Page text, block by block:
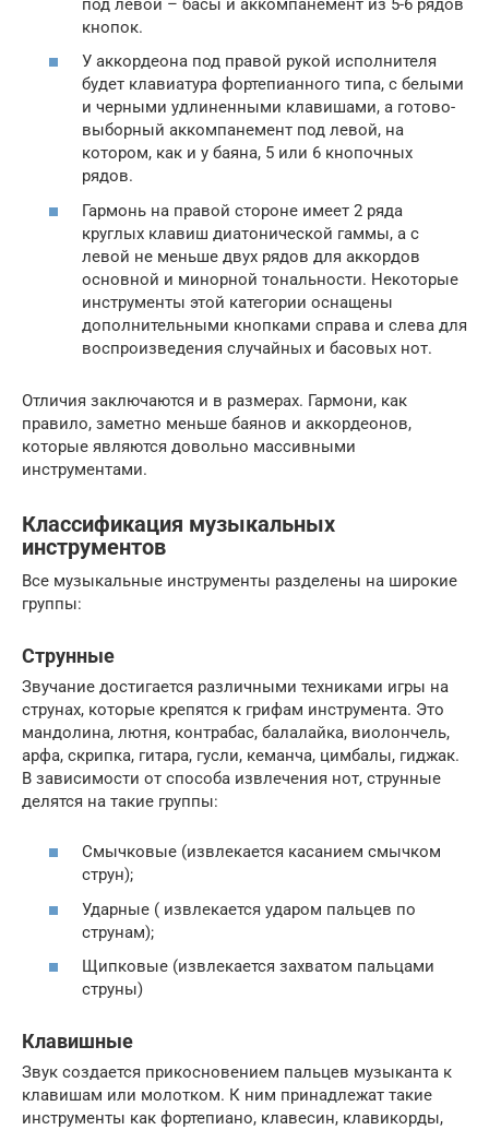
под левой – басы и аккомпанемент из 5-6 рядов
кнопок.
У аккордеона под правой рукой исполнителя
будет клавиатура фортепианного типа, с белыми
и черными удлиненными клавишами, а готово-
выборный аккомпанемент под левой, на
котором, как и у баяна, 5 или 6 кнопочных
рядов.
Гармонь на правой стороне имеет 2 ряда
круглых клавиш диатонической гаммы, а с
левой не меньше двух рядов для аккордов
основной и минорной тональности. Некоторые
инструменты этой категории оснащены
дополнительными кнопками справа и слева для
воспроизведения случайных и басовых нот.
Отличия заключаются и в размерах. Гармони, как
правило, заметно меньше баянов и аккордеонов,
которые являются довольно массивными
инструментами.
Классификация музыкальных
инструментов
Все музыкальные инструменты разделены на широкие
группы:
Струнные
Звучание достигается различными техниками игры на
струнах, которые крепятся к грифам инструмента. Это
мандолина, лютня, контрабас, балалайка, виолончель,
арфа, скрипка, гитара, гусли, кеманча, цимбалы, гиджак.
В зависимости от способа извлечения нот, струнные
делятся на такие группы:
Смычковые (извлекается касанием смычком
струн);
Ударные ( извлекается ударом пальцев по
струнам);
Щипковые (извлекается захватом пальцами
струны)
Клавишные
Звук создается прикосновением пальцев музыканта к
клавишам или молотком. К ним принадлежат такие
инструменты как фортепиано, клавесин, клавикорды,